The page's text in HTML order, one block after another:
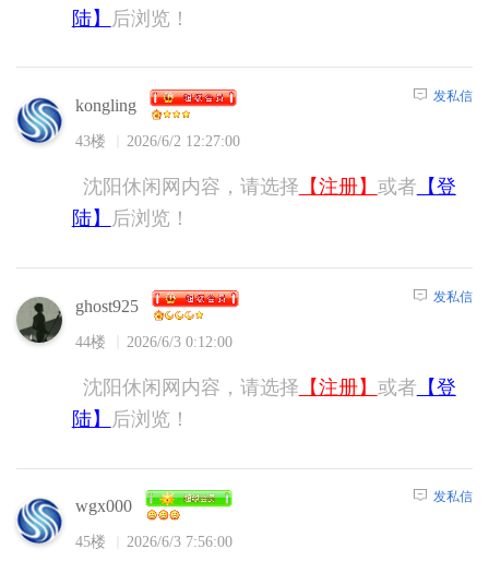
陆】
后浏览！
kongling
43楼 2026/6/2 12:27:00
发私信
沈阳休闲网内容，请选择 【注册】 或者 【登
陆】
后浏览！
ghost925
44楼 2026/6/3 0:12:00
发私信
沈阳休闲网内容，请选择 【注册】 或者 【登
陆】
后浏览！
wgx000
45楼 2026/6/3 7:56:00
发私信